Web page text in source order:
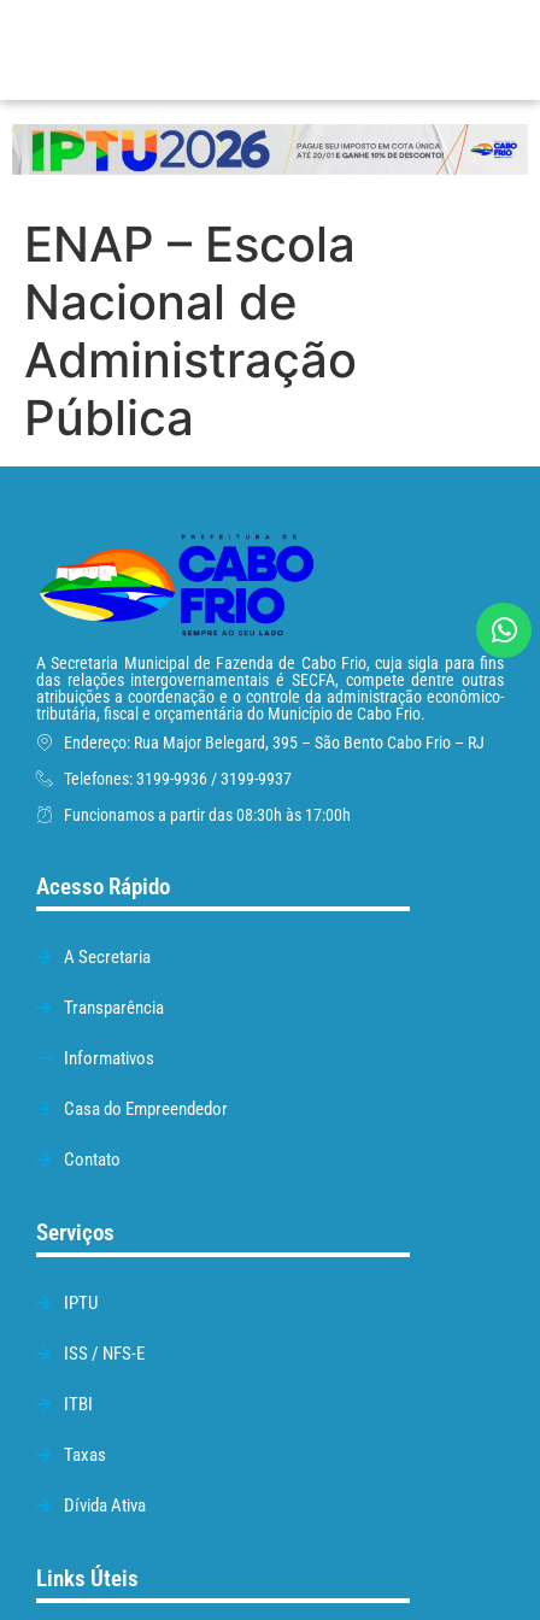
ENAP – Escola
Nacional de
Administração
Pública
A Secretaria Municipal de Fazenda de Cabo Frio, cuja sigla para fins
das relações intergovernamentais é SECFA, compete dentre outras
atribuições a coordenação e o controle da administração econômico-
tributária, fiscal e orçamentária do Município de Cabo Frio.
Endereço: Rua Major Belegard, 395 – São Bento Cabo Frio – RJ
Telefones: 3199-9936 / 3199-9937
Funcionamos a partir das 08:30h às 17:00h
Acesso Rápido
A Secretaria
Transparência
Informativos
Casa do Empreendedor
Contato
Serviços
IPTU
ISS / NFS-E
ITBI
Taxas
Dívida Ativa
Links Úteis